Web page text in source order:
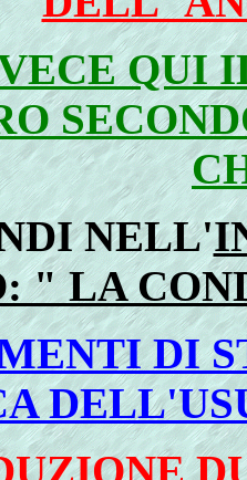
QUI
NELL'
" LA
DI